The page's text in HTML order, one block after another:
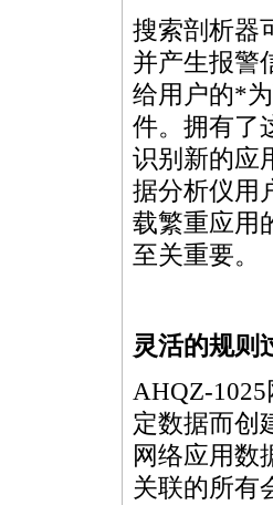
搜索剖析器
并产生报警
给用户的*
件。拥有了
识别新的应
据分析仪用
载繁重应用
至关重要。
灵活的规则
AHQZ-
定数据而创
网络应用数
关联的所有